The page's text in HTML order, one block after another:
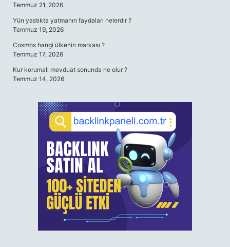
Temmuz 21, 2026
Yün yastıkta yatmanın faydaları nelerdir ?
Temmuz 19, 2026
Cosmos hangi ülkenin markası ?
Temmuz 17, 2026
Kur korumalı mevduat sonunda ne olur ?
Temmuz 14, 2026